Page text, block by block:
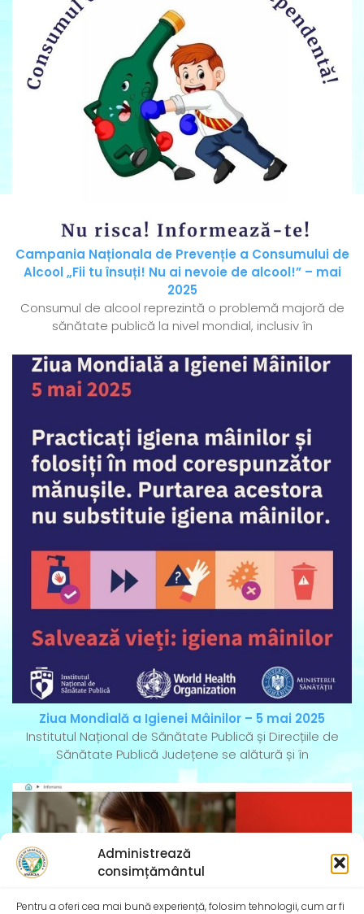
Administrează
consimțământul
Pentru a oferi cea mai bună experiență, folosim tehnologii, cum ar fi
Campania Naționala de Prevenție a Consumului de
Alcool „Fii tu însuți! Nu ai nevoie de alcool!” – mai
2025
Consumul de alcool reprezintă o problemă majoră de
sănătate publică la nivel mondial, inclusiv în
Ziua Mondială a Igienei Mâinilor – 5 mai 2025
Institutul Național de Sănătate Publică și Direcțiile de
Sănătate Publică Județene se alătură și în